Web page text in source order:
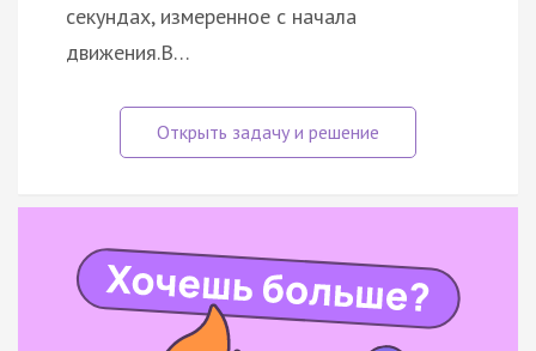
секундах, измеренное с начала
движения.В…